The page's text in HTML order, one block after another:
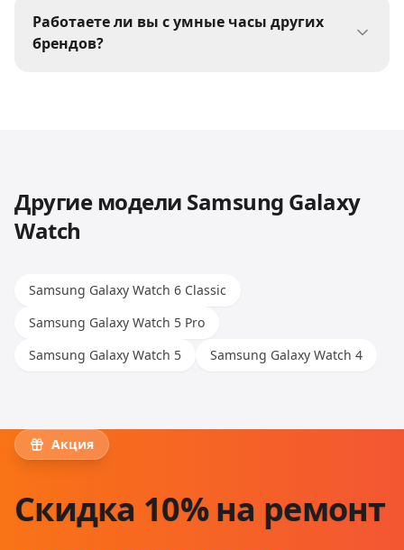
причин может быть много: разряженный
аккумулятор, проблемы с платой, залитие.
Работаете ли вы с умные часы других
брендов?
Другие модели Samsung Galaxy
Watch
Samsung Galaxy Watch 6 Classic
Samsung Galaxy Watch 5 Pro
Samsung Galaxy Watch 5
Samsung Galaxy Watch 4
Акция
Скидка 10% на ремонт